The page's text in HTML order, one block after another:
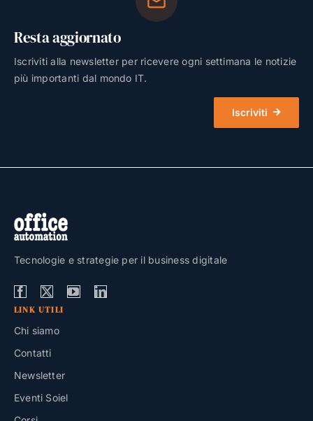
Resta aggiornato
Iscriviti alla newsletter per ricevere ogni settimana le notizie
più importanti dal mondo IT.
Iscriviti
Tecnologie e strategie per il business digitale
LINK UTILI
Chi siamo
Contatti
Newsletter
Eventi Soiel